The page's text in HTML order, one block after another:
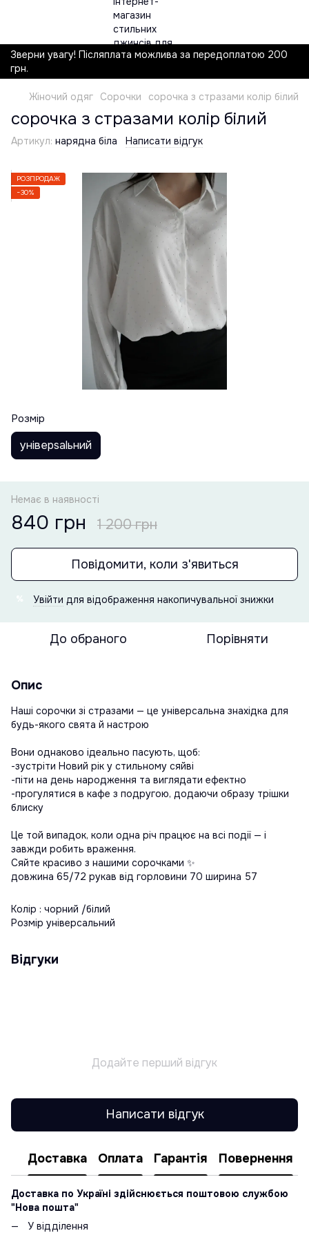
Зверни увагу! Післяплата можлива за передоплатою 200
грн.
Жіночий одяг Сорочки сорочка з стразами колір білий
сорочка з стразами колір білий
Артикул: нарядна біла Написати відгук
РОЗПРОДАЖ
−30%
Розмір
універsаlьний
Немає в наявності
840 грн 1 200 грн
Повідомити, коли з'явиться
Увійти для відображення накопичувальної знижки
До обраного Порівняти
Опис
Наші сорочки зі стразами — це універсальна знахідка для
будь-якого свята й настрою
Вони однаково ідеально пасують, щоб:
-зустріти Новий рік у стильному сяйві
-піти на день народження та виглядати ефектно
-прогулятися в кафе з подругою, додаючи образу трішки
блиску
Це той випадок, коли одна річ працює на всі події — і
завжди робить враження.
Сяйте красиво з нашими сорочками ✨
довжина 65/72 рукав від горловини 70 ширина 57
Колір : чорний /білий
Розмір універсальний
Відгуки
Додайте перший відгук
Написати відгук
Доставка Оплата Гарантія Повернення
Доставка по Україні здійснюється поштовою службою
"Нова пошта"
У відділення